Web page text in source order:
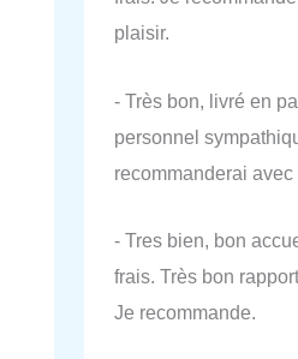
plaisir.
- Très bon, livré en
personnel
recommanderai avec
- Tres bien, bon
frais. Très bon
Je recommande.